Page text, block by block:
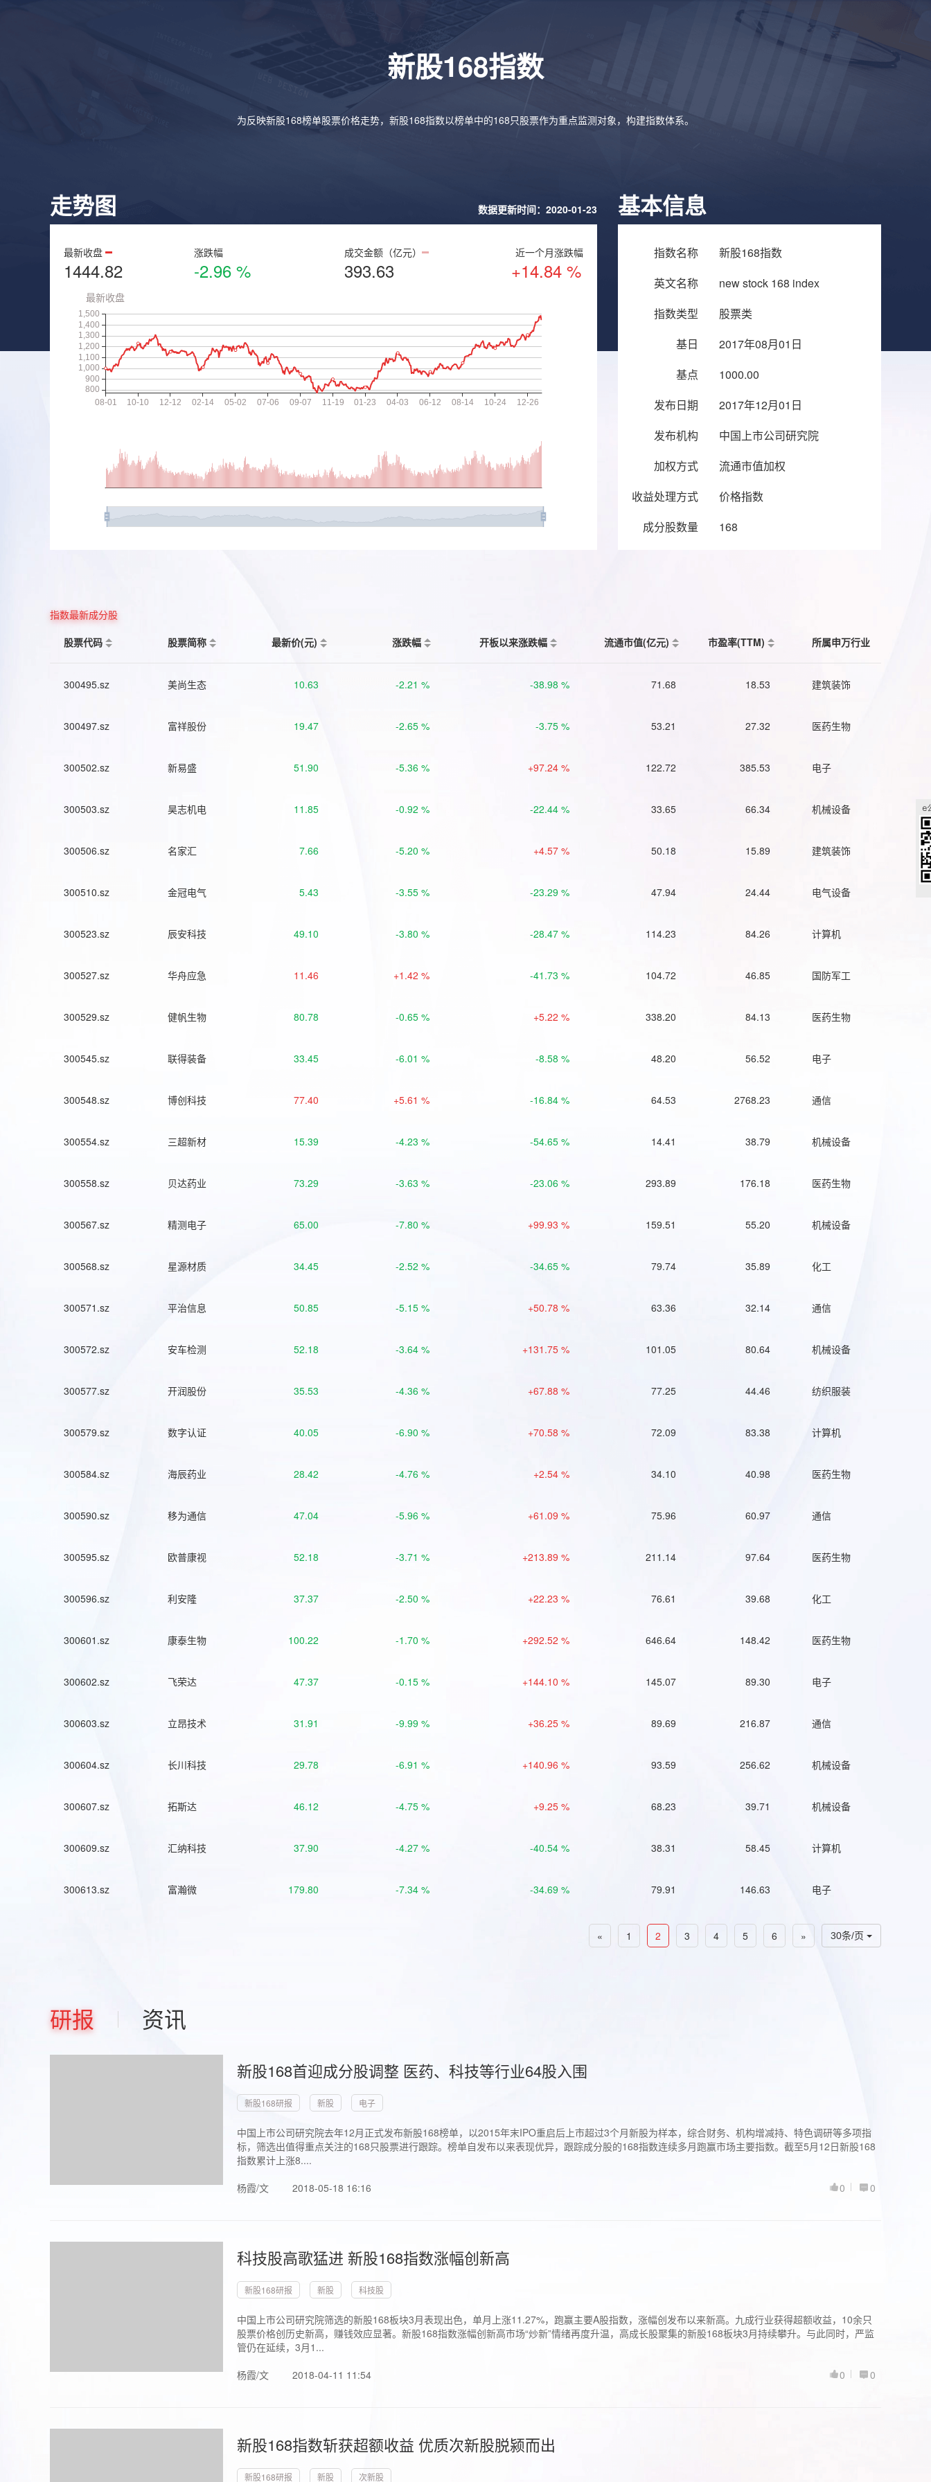
新股168指数
为反映新股168榜单股票价格走势，新股168指数以榜单中的168只股票作为重点监测对象，构建指数体系。
走势图 数据更新时间：2020-01-23
最新收盘
1444.82
涨跌幅
-2.96 %
成交金额（亿元）
393.63
近一个月涨跌幅
+14.84 %
基本信息
指数名称
新股168指数
英文名称
new stock 168 index
指数类型
股票类
基日
2017年08月01日
基点
1000.00
发布日期
2017年12月01日
发布机构
中国上市公司研究院
加权方式
流通市值加权
收益处理方式
价格指数
成分股数量
168
指数最新成分股
股票代码
股票简称 最新价(元) 涨跌幅 开板以来涨跌幅 流通市值(亿元) 市盈率(TTM) 所属申万行业
300495.sz 美尚生态 10.63 -2.21 % -38.98 % 71.68 18.53 建筑装饰
300497.sz 富祥股份 19.47 -2.65 % -3.75 % 53.21 27.32 医药生物
300502.sz 新易盛 51.90 -5.36 % +97.24 % 122.72 385.53 电子
300503.sz 昊志机电 11.85 -0.92 % -22.44 % 33.65 66.34 机械设备
300506.sz 名家汇 7.66 -5.20 % +4.57 % 50.18 15.89 建筑装饰
300510.sz 金冠电气 5.43 -3.55 % -23.29 % 47.94 24.44 电气设备
300523.sz 辰安科技 49.10 -3.80 % -28.47 % 114.23 84.26 计算机
300527.sz 华舟应急 11.46 +1.42 % -41.73 % 104.72 46.85 国防军工
300529.sz 健帆生物 80.78 -0.65 % +5.22 % 338.20 84.13 医药生物
300545.sz 联得装备 33.45 -6.01 % -8.58 % 48.20 56.52 电子
300548.sz 博创科技 77.40 +5.61 % -16.84 % 64.53 2768.23 通信
300554.sz 三超新材 15.39 -4.23 % -54.65 % 14.41 38.79 机械设备
300558.sz 贝达药业 73.29 -3.63 % -23.06 % 293.89 176.18 医药生物
300567.sz 精测电子 65.00 -7.80 % +99.93 % 159.51 55.20 机械设备
300568.sz 星源材质 34.45 -2.52 % -34.65 % 79.74 35.89 化工
300571.sz 平治信息 50.85 -5.15 % +50.78 % 63.36 32.14 通信
300572.sz 安车检测 52.18 -3.64 % +131.75 % 101.05 80.64 机械设备
300577.sz 开润股份 35.53 -4.36 % +67.88 % 77.25 44.46 纺织服装
300579.sz 数字认证 40.05 -6.90 % +70.58 % 72.09 83.38 计算机
300584.sz 海辰药业 28.42 -4.76 % +2.54 % 34.10 40.98 医药生物
300590.sz 移为通信 47.04 -5.96 % +61.09 % 75.96 60.97 通信
300595.sz 欧普康视 52.18 -3.71 % +213.89 % 211.14 97.64 医药生物
300596.sz 利安隆 37.37 -2.50 % +22.23 % 76.61 39.68 化工
300601.sz 康泰生物 100.22 -1.70 % +292.52 % 646.64 148.42 医药生物
300602.sz 飞荣达 47.37 -0.15 % +144.10 % 145.07 89.30 电子
300603.sz 立昂技术 31.91 -9.99 % +36.25 % 89.69 216.87 通信
300604.sz 长川科技 29.78 -6.91 % +140.96 % 93.59 256.62 机械设备
300607.sz 拓斯达 46.12 -4.75 % +9.25 % 68.23 39.71 机械设备
300609.sz 汇纳科技 37.90 -4.27 % -40.54 % 38.31 58.45 计算机
300613.sz 富瀚微 179.80 -7.34 % -34.69 % 79.91 146.63 电子
30条/页
« 1 2 3 4 5 6 »
研报 资讯
新股168首迎成分股调整 医药、科技等行业64股入围
新股168研报 新股 电子
中国上市公司研究院去年12月正式发布新股168榜单，以2015年末IPO重启后上市超过3个月新股为样本，综合财务、机构增减持、特色调研等多项指
标，筛选出值得重点关注的168只股票进行跟踪。榜单自发布以来表现优异，跟踪成分股的168指数连续多月跑赢市场主要指数。截至5月12日新股168
指数累计上涨8....
杨霞/文
2018-05-18 16:16 0
0
科技股高歌猛进 新股168指数涨幅创新高
新股168研报 新股 科技股
中国上市公司研究院筛选的新股168板块3月表现出色，单月上涨11.27%，跑赢主要A股指数，涨幅创发布以来新高。九成行业获得超额收益，10余只
股票价格创历史新高，赚钱效应显著。新股168指数涨幅创新高市场“炒新”情绪再度升温，高成长股聚集的新股168板块3月持续攀升。与此同时，严监
管仍在延续，3月1...
杨霞/文
2018-04-11 11:54 0
0
新股168指数斩获超额收益 优质次新股脱颍而出
新股168研报 新股 次新股